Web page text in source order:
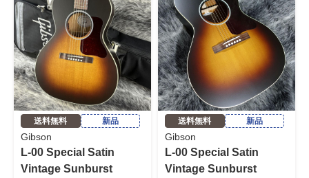
送料無料 新品
Gibson
L-00 Special Satin
Vintage Sunburst
送料無料 新品
Gibson
L-00 Special Satin
Vintage Sunburst